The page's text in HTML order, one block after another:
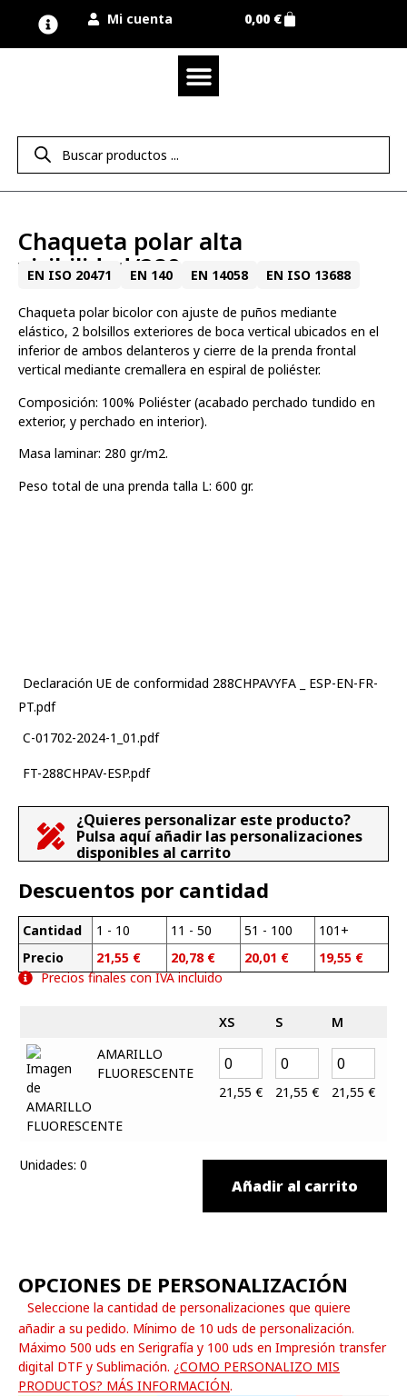
Mi cuenta 0,00 €
Chaqueta polar alta
visibilidad/280 gr
EN ISO 20471 EN 140 EN 14058 EN ISO 13688
Chaqueta polar bicolor con ajuste de puños mediante
elástico, 2 bolsillos exteriores de boca vertical ubicados en el
inferior de ambos delanteros y cierre de la prenda frontal
vertical mediante cremallera en espiral de poliéster.
Composición: 100% Poliéster (acabado perchado tundido en
exterior, y perchado en interior).
Masa laminar: 280 gr/m2.
Peso total de una prenda talla L: 600 gr.
Declaración UE de conformidad 288CHPAVYFA _ ESP-EN-FR-
PT.pdf
C-01702-2024-1_01.pdf
FT-288CHPAV-ESP.pdf
¿Quieres personalizar este producto?
Pulsa aquí añadir las personalizaciones
disponibles al carrito
Descuentos por cantidad
Cantidad
Precio
1 - 10
21,55 €
11 - 50
20,78 €
51 - 100
20,01 €
101+
19,55 €
Precios finales con IVA incluido
XS S M
AMARILLO
FLUORESCENTE
21,55 € 21,55 € 21,55 €
Unidades: 0
Añadir al carrito
OPCIONES DE PERSONALIZACIÓN
Seleccione la cantidad de personalizaciones que quiere
añadir a su pedido. Mínimo de 10 uds de personalización.
Máximo 500 uds en Serigrafía y 100 uds en Impresión transfer
digital DTF y Sublimación. ¿COMO PERSONALIZO MIS
PRODUCTOS? MÁS INFORMACIÓN.